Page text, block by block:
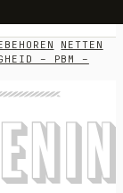
NETTEN
– PBM –